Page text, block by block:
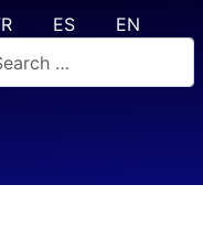
your language
ES
EN